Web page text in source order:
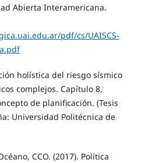
Abierta Interamericana.
pdf/cs/UAISCS-
holística del riesgo sísmico
complejos. Capítulo 8,
de planificación. (Tesis
Universidad Politécnica de
CCO. (2017). Política